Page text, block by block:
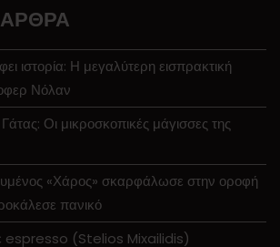
ιστορία: Η μεγαλύτερη εισπρακτική
Νόλαν
Οι μικροσκοπικές μάγισσες της
«Χάρος» σκαρφάλωσε στην οροφή
πανικό
espresso (Stelios Mixailidis)